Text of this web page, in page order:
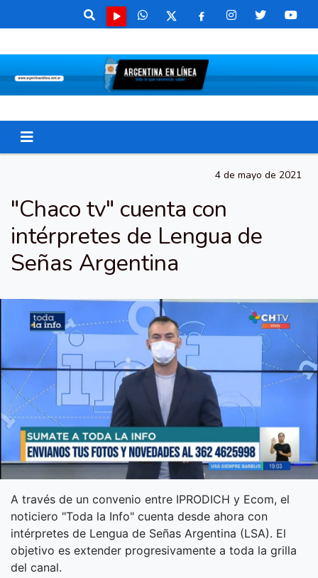
4 de mayo de 2021
"Chaco tv" cuenta con
intérpretes de Lengua de
Señas Argentina
A través de un convenio entre IPRODICH y Ecom, el
noticiero "Toda la Info" cuenta desde ahora con
intérpretes de Lengua de Señas Argentina (LSA). El
objetivo es extender progresivamente a toda la grilla
del canal.